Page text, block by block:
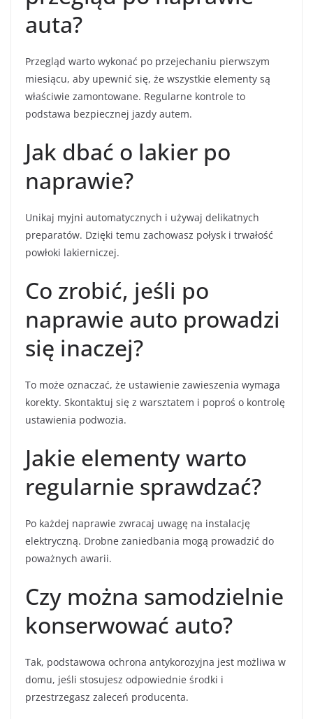
auta?
Przegląd warto wykonać po przejechaniu pierwszym
miesiącu, aby upewnić się, że wszystkie elementy są
właściwie zamontowane. Regularne kontrole to
podstawa bezpiecznej jazdy autem.
Jak dbać o lakier po
naprawie?
Unikaj myjni automatycznych i używaj delikatnych
preparatów. Dzięki temu zachowasz połysk i trwałość
powłoki lakierniczej.
Co zrobić, jeśli po
naprawie auto prowadzi
się inaczej?
To może oznaczać, że ustawienie zawieszenia wymaga
korekty. Skontaktuj się z warsztatem i poproś o kontrolę
ustawienia podwozia.
Jakie elementy warto
regularnie sprawdzać?
Po każdej naprawie zwracaj uwagę na instalację
elektryczną. Drobne zaniedbania mogą prowadzić do
poważnych awarii.
Czy można samodzielnie
konserwować auto?
Tak, podstawowa ochrona antykorozyjna jest możliwa w
domu, jeśli stosujesz odpowiednie środki i
przestrzegasz zaleceń producenta.